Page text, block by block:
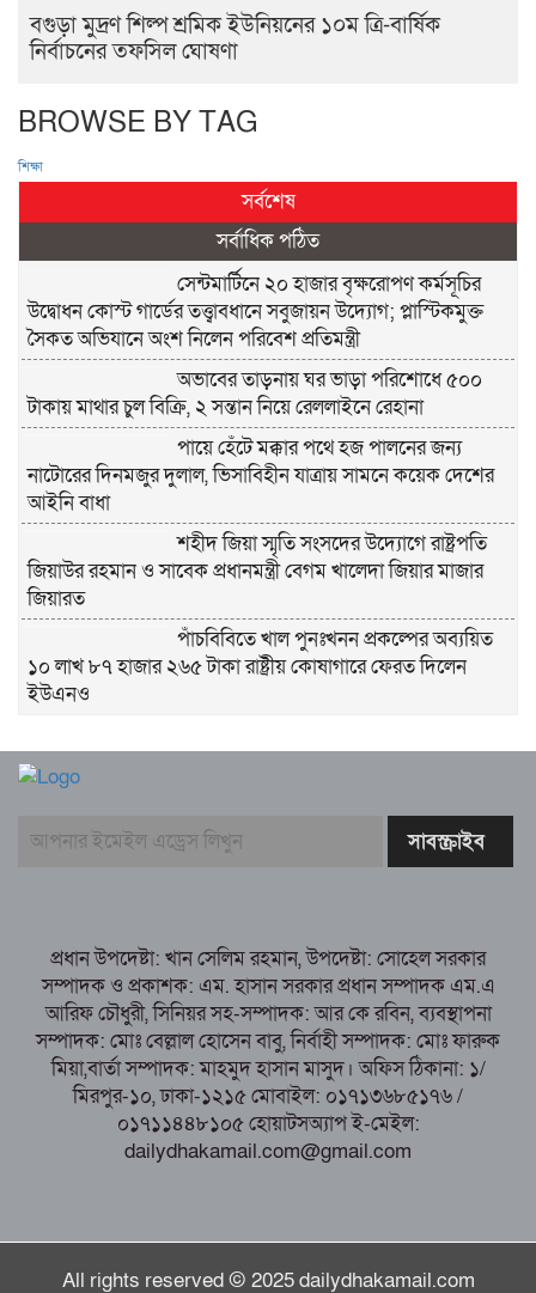
বগুড়া মুদ্রণ শিল্প শ্রমিক ইউনিয়নের ১০ম ত্রি-বার্ষিক
নির্বাচনের তফসিল ঘোষণা
BROWSE BY TAG
শিক্ষা
সর্বশেষ
সর্বাধিক পঠিত
সেন্টমার্টিনে ২০ হাজার বৃক্ষরোপণ কর্মসূচির
উদ্বোধন কোস্ট গার্ডের তত্ত্বাবধানে সবুজায়ন উদ্যোগ; প্লাস্টিকমুক্ত
সৈকত অভিযানে অংশ নিলেন পরিবেশ প্রতিমন্ত্রী
অভাবের তাড়নায় ঘর ভাড়া পরিশোধে ৫০০
টাকায় মাথার চুল বিক্রি, ২ সন্তান নিয়ে রেললাইনে রেহানা
পায়ে হেঁটে মক্কার পথে হজ পালনের জন্য
নাটোরের দিনমজুর দুলাল, ভিসাবিহীন যাত্রায় সামনে কয়েক দেশের
আইনি বাধা
শহীদ জিয়া স্মৃতি সংসদের উদ্যোগে রাষ্ট্রপতি
জিয়াউর রহমান ও সাবেক প্রধানমন্ত্রী বেগম খালেদা জিয়ার মাজার
জিয়ারত
পাঁচবিবিতে খাল পুনঃখনন প্রকল্পের অব্যয়িত
১০ লাখ ৮৭ হাজার ২৬৫ টাকা রাষ্ট্রীয় কোষাগারে ফেরত দিলেন
ইউএনও
অংশ নিলেন আয়েশা, চোখের জলেই লিখলেন উত্তরপত্র
বার্ষিক নির্বাচনের তফসিল ঘোষণা
বগুড়ায় ২ হাজার পিস ট্যাপেন্টাডল ট্যাবলেটসহ
সৎ, ন্যায়নিষ্ঠ, সাহসী ও মানবিক ইউএনও
সাবরিনা শারমিন: কর্মদক্ষতায় মানুষের হৃদয়ে অনন্য এক নাম
নরসিংদীর শিবপুরে তিনটি গরুকে বিষ খাইয়ে
হত্যা
প্রধান উপদেষ্টা: খান সেলিম রহমান, উপদেষ্টা: সোহেল সরকার
সম্পাদক ও প্রকাশক: এম. হাসান সরকার প্রধান সম্পাদক এম.এ
আরিফ চৌধুরী, সিনিয়র সহ-সম্পাদক: আর কে রবিন, ব্যবস্থাপনা
সম্পাদক: মোঃ বেল্লাল হোসেন বাবু, নির্বাহী সম্পাদক: মোঃ ফারুক
মিয়া,বার্তা সম্পাদক: মাহমুদ হাসান মাসুদ। অফিস ঠিকানা: ১/
মিরপুর-১০, ঢাকা-১২১৫ মোবাইল: ০১৭১৩৬৮৫১৭৬ /
০১৭১১৪৪৮১০৫ হোয়াটসঅ্যাপ ই-মেইল:
dailydhakamail.com@gmail.com
All rights reserved © 2025 dailydhakamail.com